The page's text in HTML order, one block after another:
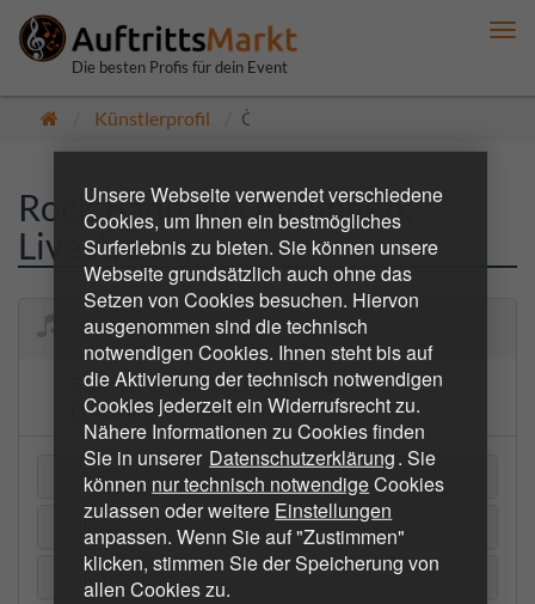
Unsere Webseite verwendet verschiedene
Cookies, um Ihnen ein bestmögliches
Surferlebnis zu bieten. Sie können unsere
Webseite grundsätzlich auch ohne das
Setzen von Cookies besuchen. Hiervon
ausgenommen sind die technisch
notwendigen Cookies. Ihnen steht bis auf
die Aktivierung der technisch notwendigen
Cookies jederzeit ein Widerrufsrecht zu.
Nähere Informationen zu Cookies finden
Sie in unserer Datenschutzerklärung. Sie
können nur technisch notwendigeCookies
zulassen oder weitere Einstellungen
anpassen. Wenn Sie auf "Zustimmen"
klicken, stimmen Sie der Speicherung von
allen Cookies zu.
Die besten Profis für dein Event
Künstlerprofil Öffentlich
Rock Band aus Aidlingen:
Livestream
Livestream
5.0
1 Bewertungen
(1 bestätigte Buchungen)
Beschreibung
Referenzen